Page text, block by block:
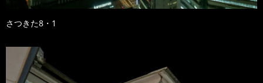
さつきた8・1